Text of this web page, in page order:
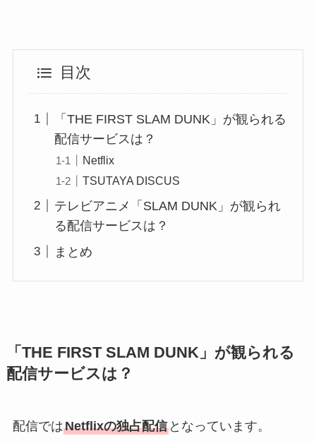
目次
「THE FIRST SLAM DUNK」が観られる
配信サービスは？
Netflix
TSUTAYA DISCUS
テレビアニメ「SLAM DUNK」が観られ
る配信サービスは？
まとめ
「THE FIRST SLAM DUNK」が観られる
配信サービスは？
配信ではNetflixの独占配信となっています。